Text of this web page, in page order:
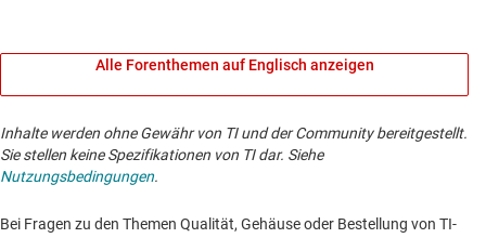
Alle Forenthemen auf Englisch anzeigen
Inhalte werden ohne Gewähr von TI und der Community bereitgestellt.
Sie stellen keine Spezifikationen von TI dar. Siehe
Nutzungsbedingungen.
Bei Fragen zu den Themen Qualität, Gehäuse oder Bestellung von TI-